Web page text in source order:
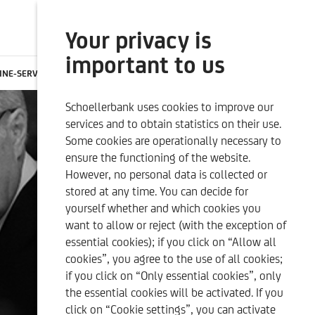
SEARCH ONLINE BANKING
SUSTAINABILITY-RELATED
DISCLOSURES
OUR QUALITY CRITERIA
SERVICES CONTACTS CAREER
Your privacy is
important to us
Schoellerbank uses cookies to improve our
services and to obtain statistics on their use.
Some cookies are operationally necessary to
ensure the functioning of the website.
However, no personal data is collected or
stored at any time. You can decide for
yourself whether and which cookies you
want to allow or reject (with the exception of
essential cookies); if you click on “Allow all
cookies”, you agree to the use of all cookies;
if you click on “Only essential cookies”, only
the essential cookies will be activated. If you
click on “Cookie settings”, you can activate